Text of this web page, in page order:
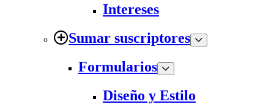
Intereses
Sumar suscriptores
Formularios
Diseño y Estilo